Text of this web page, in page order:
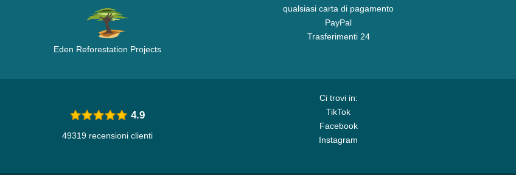
Eden Reforestation Projects
qualsiasi carta di pagamento
PayPal
Trasferimenti 24
Ci trovi in:
TikTok
Facebook
Instagram
4.9
49319 recensioni clienti